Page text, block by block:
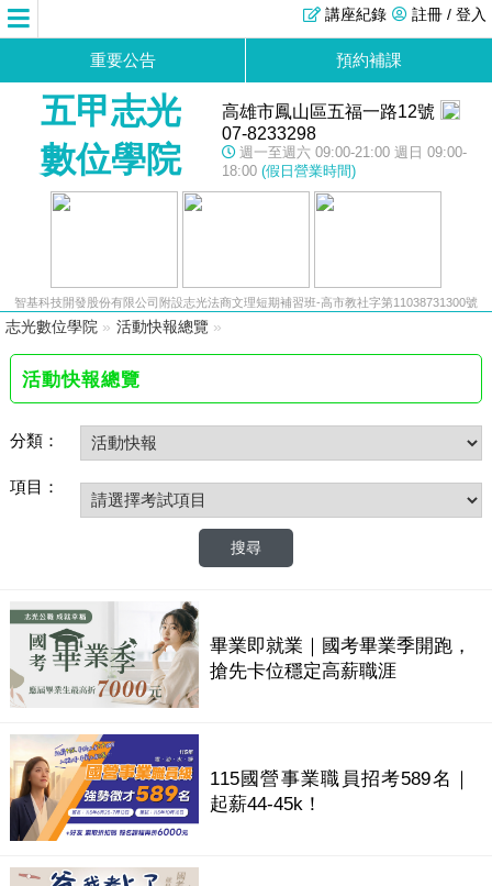
註冊 / 登入
講座紀錄
重要公告 預約補課
五甲志光
數位學院
高雄市鳳山區五福一路12號
07-8233298
週一至週六 09:00-21:00 週日 09:00-
18:00 (假日營業時間)
智基科技開發股份有限公司附設志光法商文理短期補習班-高市教社字第11038731300號
志光數位學院 » 活動快報總覽 »
活動快報總覽
分類：
項目：
畢業即就業｜國考畢業季開跑，
搶先卡位穩定高薪職涯
115國營事業職員招考589名｜
起薪44-45k！